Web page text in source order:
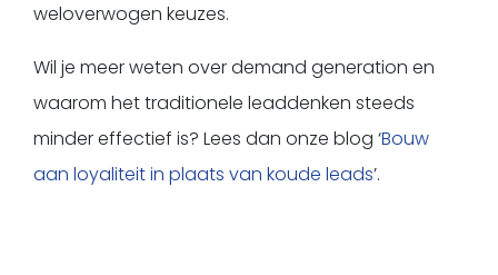
weloverwogen keuzes.
Wil je meer weten over demand generation en
waarom het traditionele leaddenken steeds
minder effectief is? Lees dan onze blog ‘Bouw
aan loyaliteit in plaats van koude leads’.